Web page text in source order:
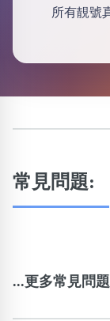
所有靚號
常見問題:
...更多常見問題